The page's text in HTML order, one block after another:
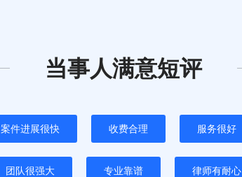
当事人满意短评
案件进展很快 收费合理 服务很好
团队很强大 专业靠谱 律师有耐心